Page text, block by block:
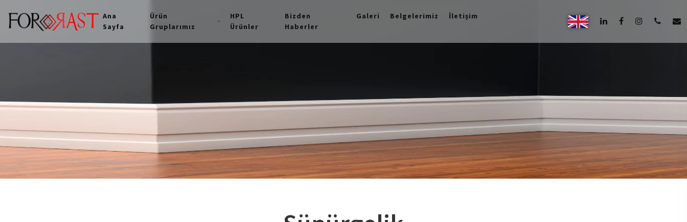
Ana
Sayfa
Ürün
Gruplarımız
HPL
Ürünler
Bizden
Haberler
Galeri Belgelerimiz İletişim